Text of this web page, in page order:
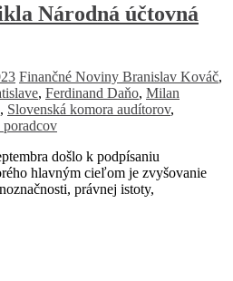
Národná účtovná
Finančné Noviny Branislav Kováč,
, Ferdinand Daňo, Milan
, Slovenská komora audítorov,
poradcov
došlo k podpísaniu
hlavným cieľom je zvyšovanie
právnej istoty,